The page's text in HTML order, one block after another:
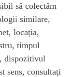
să colectăm
similare,
locația,
timpul
dispozitivul
sens, consultați